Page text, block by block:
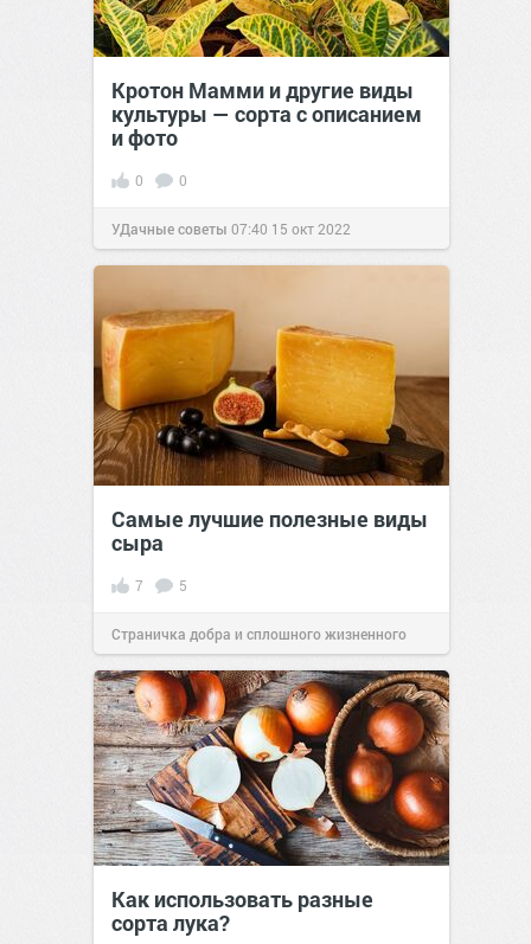
Кротон Мамми и другие виды
культуры — сорта с описанием
и фото
0 0
УДачные советы 07:40 15 окт 2022
Самые лучшие полезные виды
сыра
7 5
Страничка добра и сплошного жизненного
позитива!09:0017 сен 2025
Как использовать разные
сорта лука?